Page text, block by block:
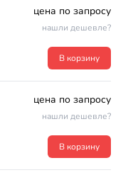
цена по запросу
нашли дешевле?
В корзину
цена по запросу
нашли дешевле?
В корзину